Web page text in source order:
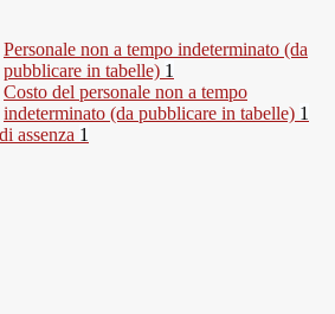
Personale non a tempo indeterminato (da
pubblicare in tabelle) 1
Costo del personale non a tempo
indeterminato (da pubblicare in tabelle) 1
assenza 1